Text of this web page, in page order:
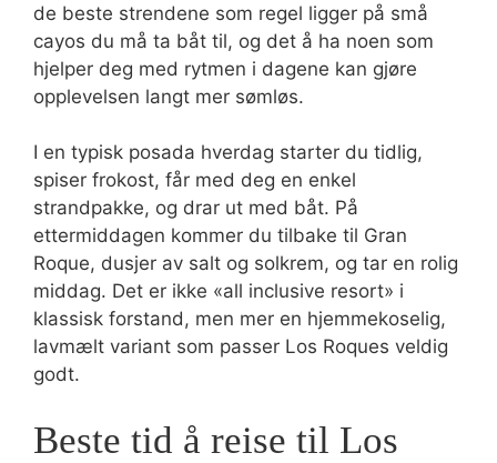
de beste strendene som regel ligger på små
cayos du må ta båt til, og det å ha noen som
hjelper deg med rytmen i dagene kan gjøre
opplevelsen langt mer sømløs.
I en typisk posada hverdag starter du tidlig,
spiser frokost, får med deg en enkel
strandpakke, og drar ut med båt. På
ettermiddagen kommer du tilbake til Gran
Roque, dusjer av salt og solkrem, og tar en rolig
middag. Det er ikke «all inclusive resort» i
klassisk forstand, men mer en hjemmekoselig,
lavmælt variant som passer Los Roques veldig
godt.
Beste tid å reise til Los